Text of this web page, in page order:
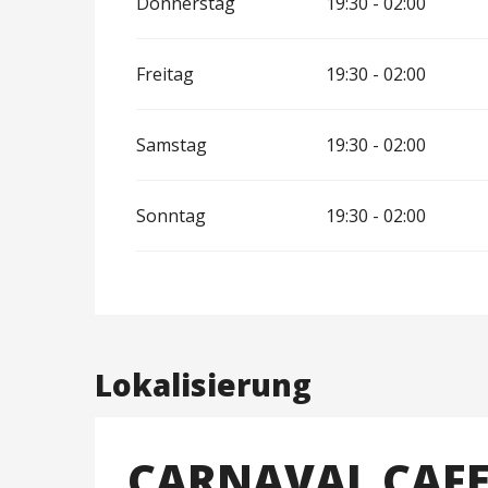
Freitag 19:30 - 02:00
Samstag 19:30 - 02:00
Sonntag 19:30 - 02:00
Lokalisierung